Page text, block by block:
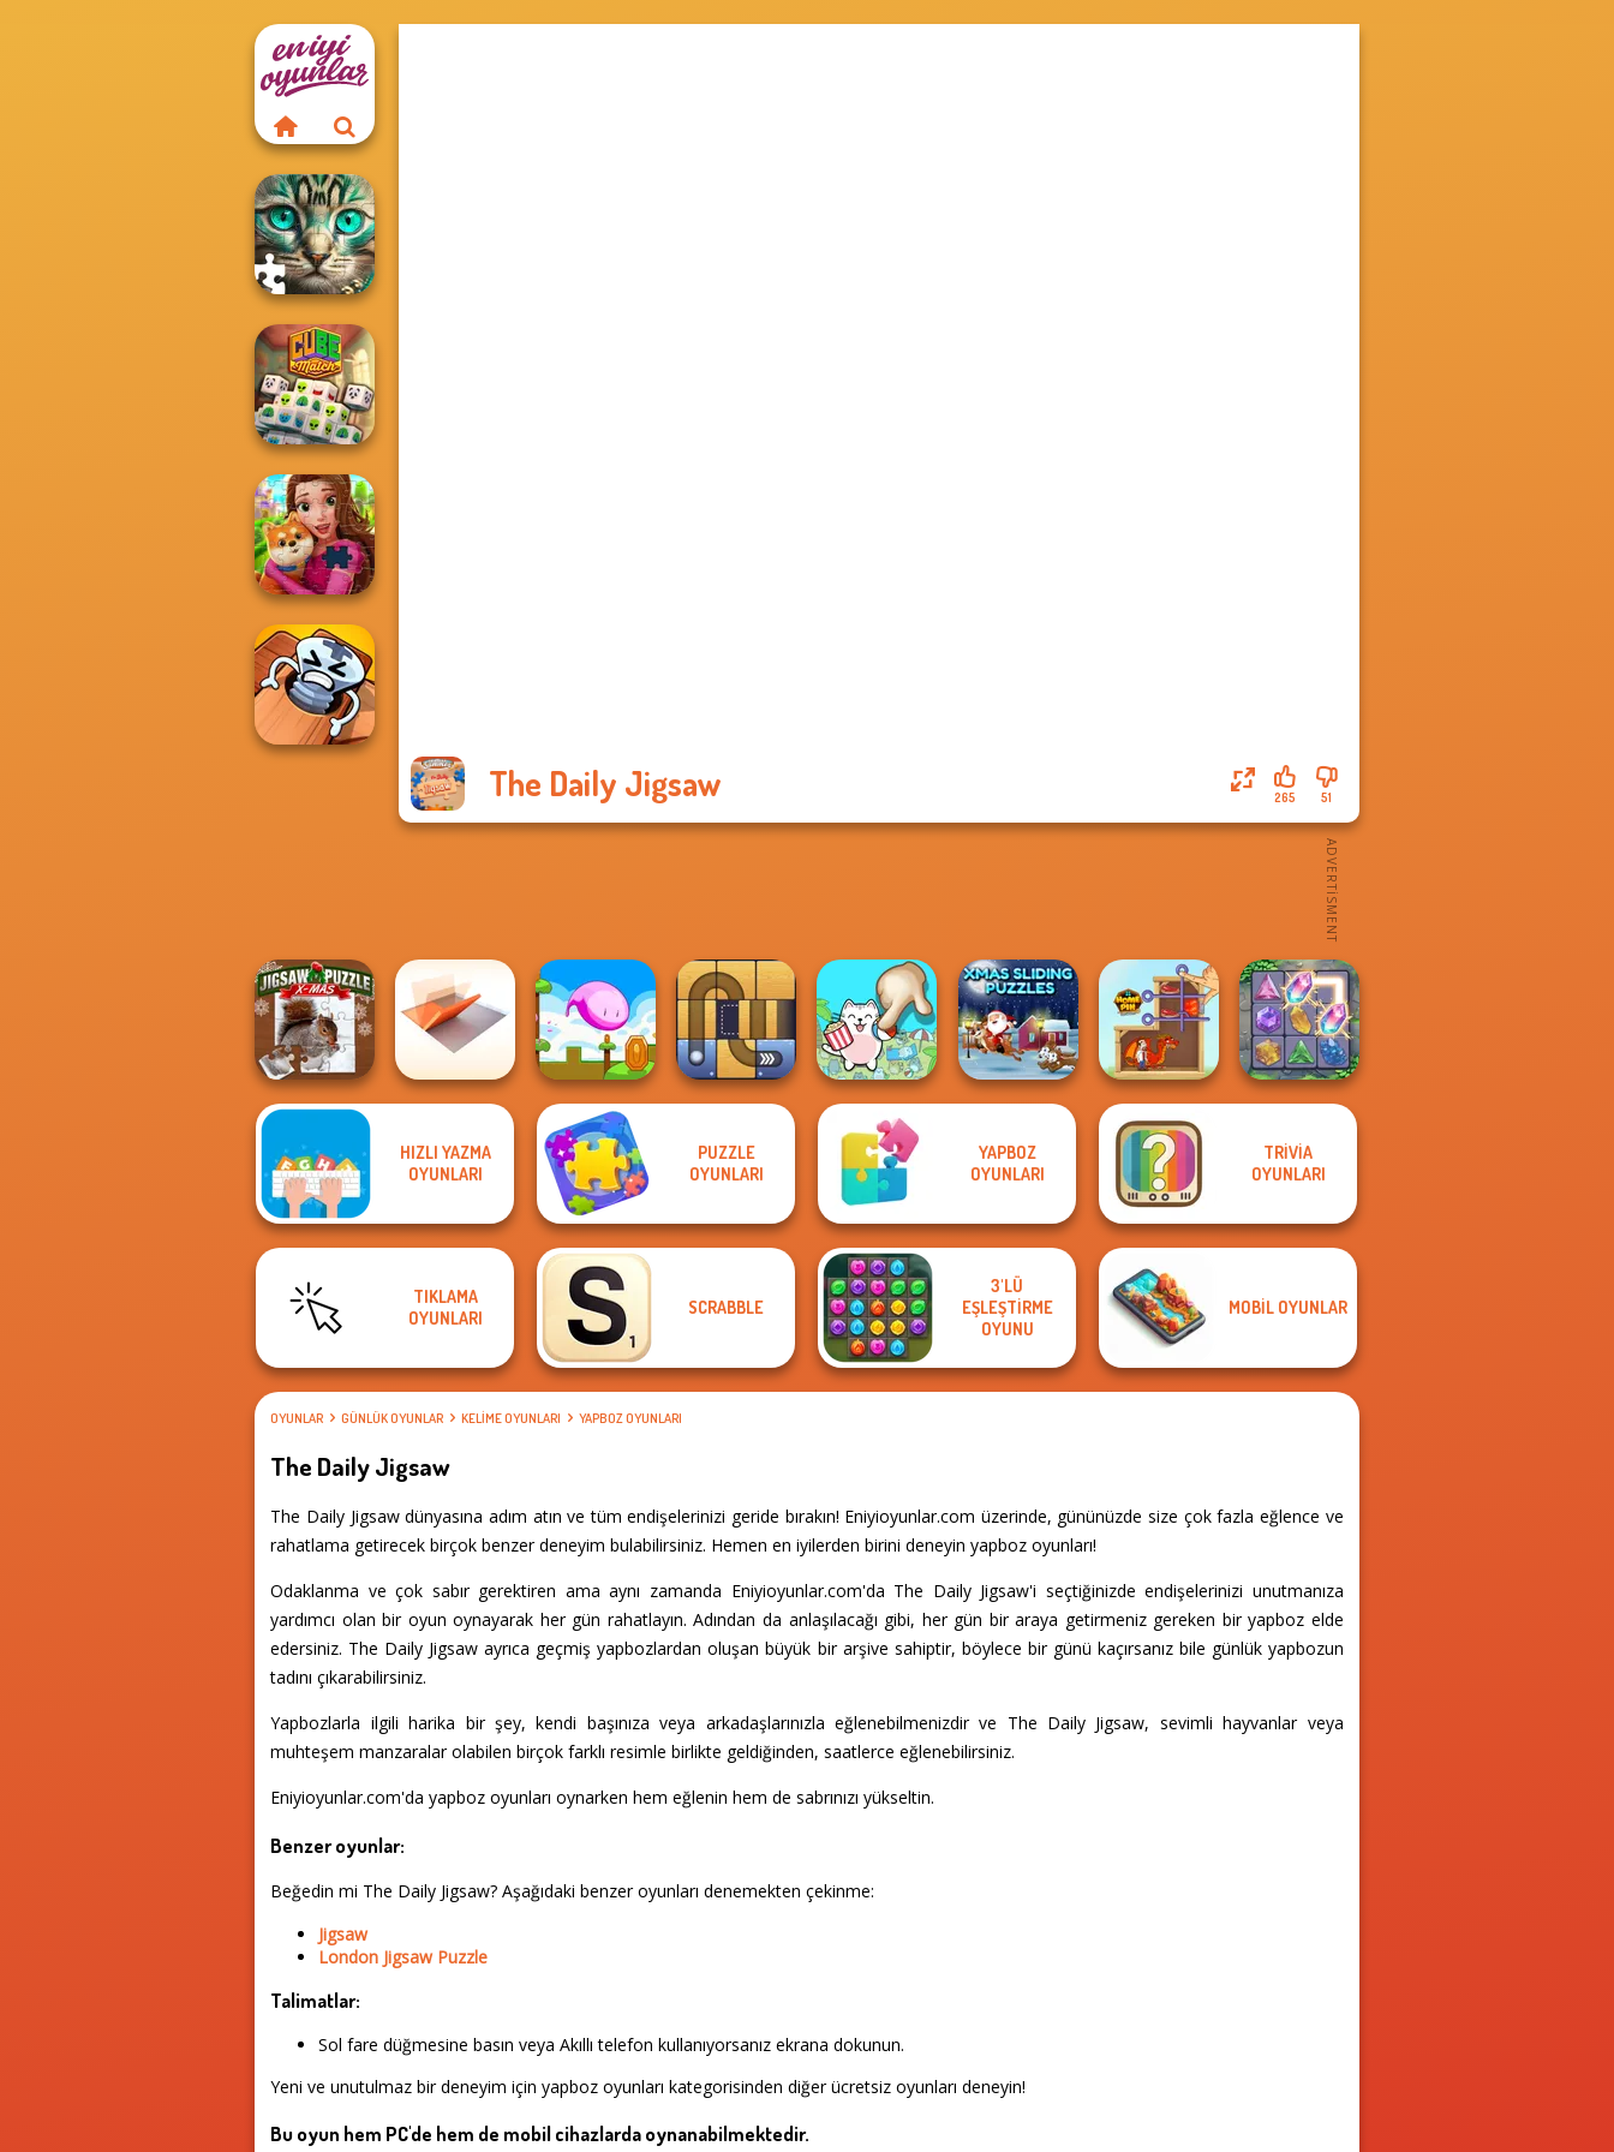
The Daily Jigsaw 51
265
Favorite Puzzles
Cube Match
Royal Jigsaw
Jigsaw Puzzle
XMas
Folding Blocks
Puzzle
Mini Steps Free the Ball Spot The Cat
Xmas Sliding
Puzzles
Home Pin 1 Crystal Connect
HIZLI YAZMA
OYUNLARI
PUZZLE
OYUNLARI
YAPBOZ
OYUNLARI
TRIVIA
OYUNLARI
TIKLAMA
OYUNLARI
SCRABBLE
3'LÜ
EŞLEŞTIRME
OYUNU
MOBIL OYUNLAR
OYUNLAR GÜNLÜK OYUNLAR KELIME OYUNLARI YAPBOZ OYUNLARI
The Daily Jigsaw
The Daily Jigsaw dünyasına adım atın ve tüm endişelerinizi geride bırakın! Eniyioyunlar.com üzerinde, gününüzde size çok fazla eğlence ve
rahatlama getirecek birçok benzer deneyim bulabilirsiniz. Hemen en iyilerden birini deneyin yapboz oyunları!
Odaklanma ve çok sabır gerektiren ama aynı zamanda Eniyioyunlar.com'da The Daily Jigsaw'i seçtiğinizde endişelerinizi unutmanıza
yardımcı olan bir oyun oynayarak her gün rahatlayın. Adından da anlaşılacağı gibi, her gün bir araya getirmeniz gereken bir yapboz elde
edersiniz. The Daily Jigsaw ayrıca geçmiş yapbozlardan oluşan büyük bir arşive sahiptir, böylece bir günü kaçırsanız bile günlük yapbozun
tadını çıkarabilirsiniz.
Yapbozlarla ilgili harika bir şey, kendi başınıza veya arkadaşlarınızla eğlenebilmenizdir ve The Daily Jigsaw, sevimli hayvanlar veya
muhteşem manzaralar olabilen birçok farklı resimle birlikte geldiğinden, saatlerce eğlenebilirsiniz.
Eniyioyunlar.com'da yapboz oyunları oynarken hem eğlenin hem de sabrınızı yükseltin.
Benzer oyunlar:
Beğedin mi The Daily Jigsaw? Aşağıdaki benzer oyunları denemekten çekinme:
Jigsaw
London Jigsaw Puzzle
Talimatlar:
Sol fare düğmesine basın veya Akıllı telefon kullanıyorsanız ekrana dokunun.
Yeni ve unutulmaz bir deneyim için yapboz oyunları kategorisinden diğer ücretsiz oyunları deneyin!
Bu oyun hem PC'de hem de mobil cihazlarda oynanabilmektedir.